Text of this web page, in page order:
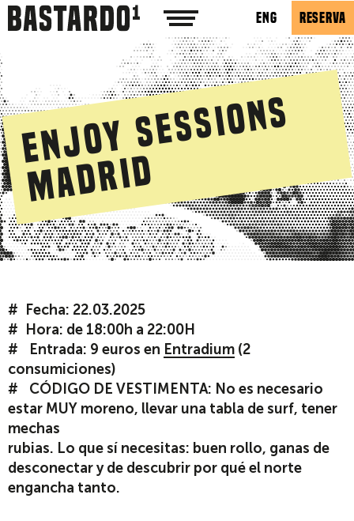
ENG RESERVA
E
n
j
o
y
S
e
s
s
i
o
n
s
M
a
d
r
i
d
Fecha: 22.03.2025
Hora: de 18:00h a 22:00H
Entrada: 9 euros en Entradium (2
consumiciones)
CÓDIGO DE VESTIMENTA: No es necesario
estar MUY moreno, llevar una tabla de surf, tener
mechas
rubias. Lo que sí necesitas: buen rollo, ganas de
desconectar y de descubrir por qué el norte
engancha tanto.